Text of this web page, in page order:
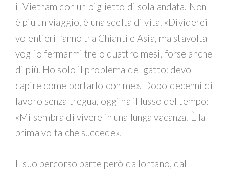
il Vietnam con un biglietto di sola andata. Non
è più un viaggio, è una scelta di vita. «Dividerei
volentieri l’anno tra Chianti e Asia, ma stavolta
voglio fermarmi tre o quattro mesi, forse anche
di più. Ho solo il problema del gatto: devo
capire come portarlo con me». Dopo decenni di
lavoro senza tregua, oggi ha il lusso del tempo:
«Mi sembra di vivere in una lunga vacanza. È la
prima volta che succede».
Il suo percorso parte però da lontano, dal